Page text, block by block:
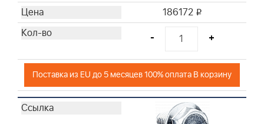
186172 i
- +
Поставка из EU до 5 месяцев 100% оплата В корзину